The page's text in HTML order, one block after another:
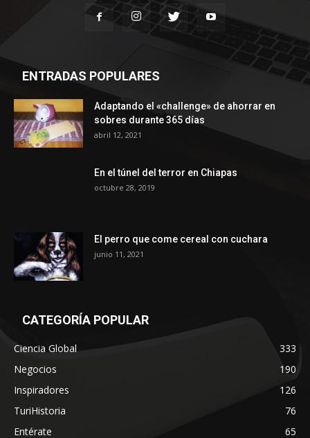
ENTRADAS POPULARES
Adaptando el «challenge» de ahorrar en
sobres durante 365 días
abril 12, 2021
En el túnel del terror en Chiapas
octubre 28, 2019
El perro que come cereal con cuchara
junio 11, 2021
CATEGORÍA POPULAR
Ciencia Global
333
Negocios
190
Inspiradores
126
TuriHistoria
76
Entérate
65